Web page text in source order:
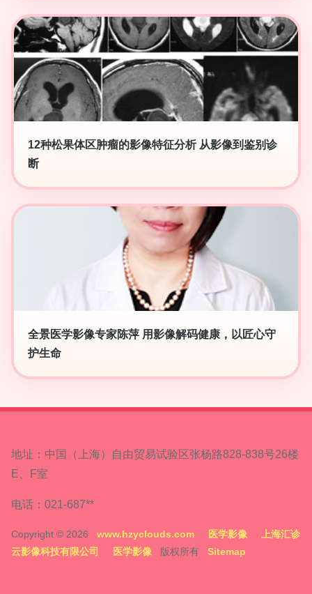
12种松果体区肿瘤的影像特征分析 从影像到鉴别诊
断
全景医学影像专家陈萍 用影像解码健康，以匠心守
护生命
地址：中国（上海）自由贸易试验区张杨路828-838号26楼
E、F室
电话：021-687**
Copyright © 2026 www.hzyclouds.com 医学影像
上海汇诊
云影像科技有限公司
医学影像 版权所有 Sitemap